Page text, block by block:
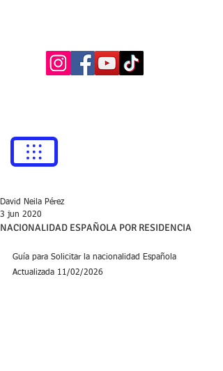
NACIONALIDAD ESPAÑOLA POR RESIDENCIA
David Neila Pérez
3 jun 2020
Guía para Solicitar la nacionalidad Española
Actualizada 11/02/2026